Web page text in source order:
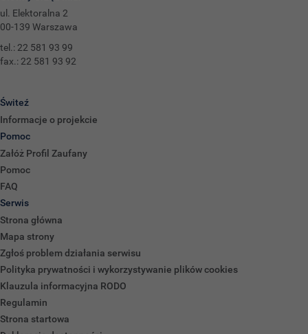
ul. Elektoralna 2
00-139 Warszawa
tel.: 22 581 93 99
fax.: 22 581 93 92
Świteź
Informacje o projekcie
Pomoc
Załóż Profil Zaufany
Pomoc
FAQ
Serwis
Strona główna
Mapa strony
Zgłoś problem działania serwisu
Polityka prywatności i wykorzystywanie plików cookies
Klauzula informacyjna RODO
Regulamin
Strona startowa